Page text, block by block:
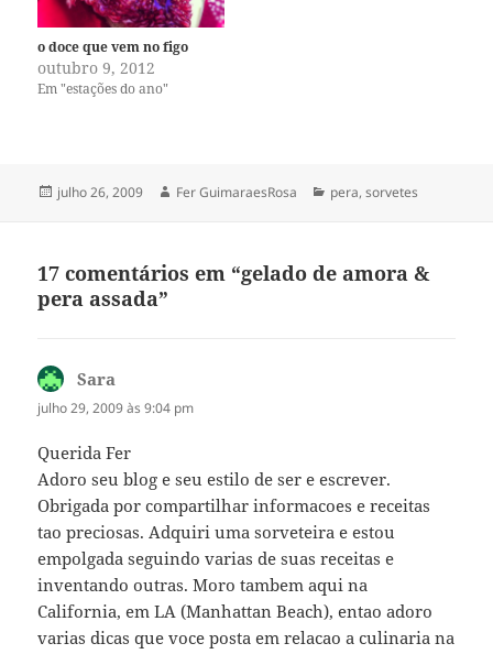
o doce que vem no figo
outubro 9, 2012
Em "estações do ano"
Publicado
julho 26, 2009 Autor
Fer GuimaraesRosa Categorias
pera,sorvetes
17 comentários em “gelado de amora &
pera assada”
Sara
julho 29, 2009 às 9:04 pm
Querida Fer
Adoro seu blog e seu estilo de ser e escrever.
Obrigada por compartilhar informacoes e receitas
tao preciosas. Adquiri uma sorveteira e estou
empolgada seguindo varias de suas receitas e
inventando outras. Moro tambem aqui na
California, em LA (Manhattan Beach), entao adoro
varias dicas que voce posta em relacao a culinaria na